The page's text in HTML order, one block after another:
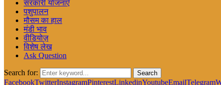
सरकारी योजनाएँ
पशुपालन
मौसम का हाल
मंडी भाव
वीडियोज़
विशेष लेख
Ask Question
Search for: Search
FacebookTwitterInstagramPinterestLinkedinYoutubeEmailTelegram